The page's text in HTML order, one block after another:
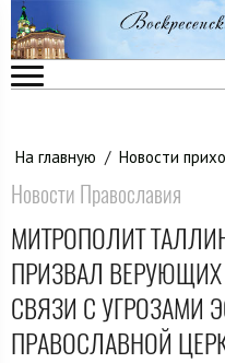
На главную / Новости
Новости Православия
МИТРОПОЛИТ
ПРИЗВАЛ ВЕРУЮЩИХ
СВЯЗИ С УГРОЗАМИ
ПРАВОСЛАВНОЙ